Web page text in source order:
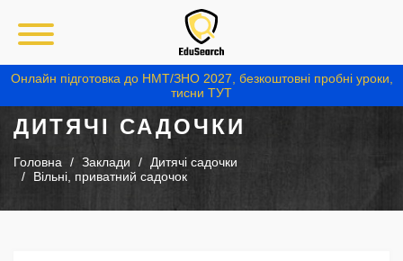
Онлайн підготовка до НМТ/ЗНО 2027, безкоштовні пробні уроки,
тисни ТУТ
ДИТЯЧІ САДОЧКИ
Головна Заклади
Дитячі садочки
Вільні, приватний садочок